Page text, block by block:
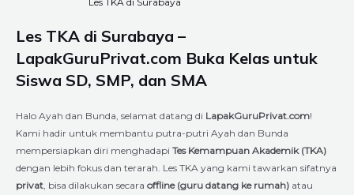
Les TKA di Surabaya –
LapakGuruPrivat.com Buka Kelas untuk
Siswa SD, SMP, dan SMA
Halo Ayah dan Bunda, selamat datang di LapakGuruPrivat.com!
Kami hadir untuk membantu putra-putri Ayah dan Bunda
mempersiapkan diri menghadapi Tes Kemampuan Akademik (TKA)
dengan lebih fokus dan terarah. Les TKA yang kami tawarkan sifatnya
privat , bisa dilakukan secara offline (guru datang ke rumah) atau